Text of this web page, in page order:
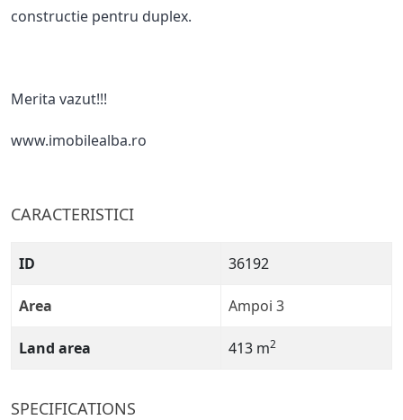
constructie pentru duplex.
Merita vazut!!!
www.imobilealba.ro
CARACTERISTICI
ID 36192
Area Ampoi 3
Land area 413 m2
SPECIFICATIONS